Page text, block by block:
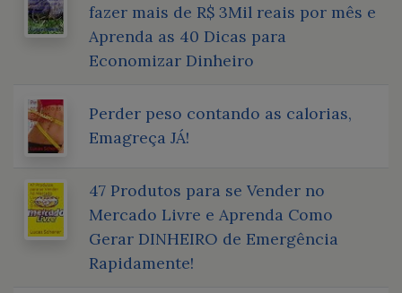
fazer mais de R$ 3Mil reais por mês e
Aprenda as 40 Dicas para
Economizar Dinheiro
Perder peso contando as calorias,
Emagreça JÁ!
47 Produtos para se Vender no
Mercado Livre e Aprenda Como
Gerar DINHEIRO de Emergência
Rapidamente!